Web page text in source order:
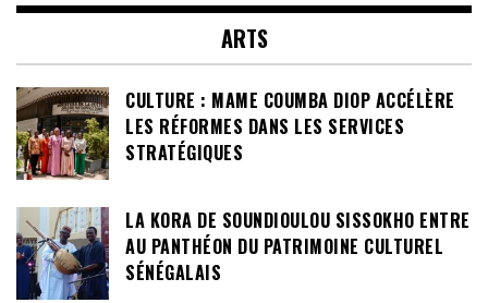
ARTS
CULTURE : MAME COUMBA DIOP ACCÉLÈRE
LES RÉFORMES DANS LES SERVICES
STRATÉGIQUES
LA KORA DE SOUNDIOULOU SISSOKHO ENTRE
AU PANTHÉON DU PATRIMOINE CULTUREL
SÉNÉGALAIS